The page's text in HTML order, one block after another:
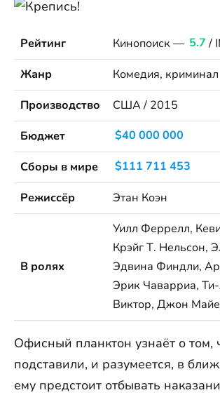
Рейтинг Кинопоиск — 5.7 /
Жанр
Комедия, криминал
Производство
США / 2015
Бюджет
$40 000 000
Сборы в мире
$111 711 453
Режиссёр
Этан Коэн
В ролях
Уилл Феррелл,
Крэйг Т. Нельсон,
Эдвина Финдли,
Эрик Чаварриа,
Виктор, Джон
Офисный планктон узнаёт о том,
подставили, и разумеется, в
ему предстоит отбывать